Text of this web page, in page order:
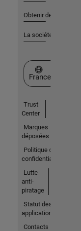
Obtenir de l'aide
La société
Sélectionner
France
Trust
Center
Marques
déposées
Politique de
confidentialité
Lutte
anti-
piratage
Statut des
applications
Contacts